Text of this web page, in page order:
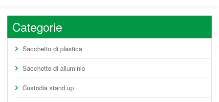
Categorie
Sacchetto di plastica
Sacchetto di alluminio
Custodia stand up